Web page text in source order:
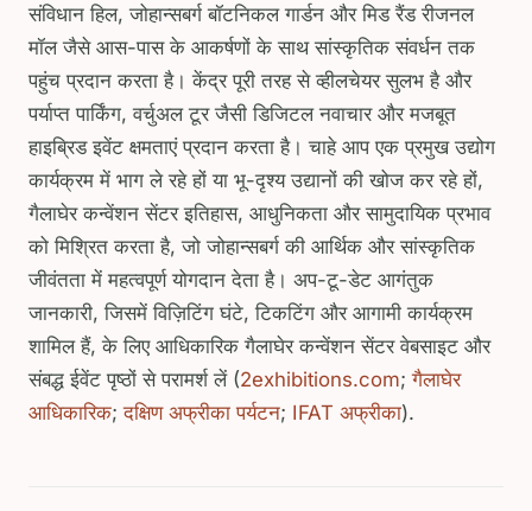
संविधान हिल, जोहान्सबर्ग बॉटनिकल गार्डन और मिड रैंड रीजनल
मॉल जैसे आस-पास के आकर्षणों के साथ सांस्कृतिक संवर्धन तक
पहुंच प्रदान करता है। केंद्र पूरी तरह से व्हीलचेयर सुलभ है और
पर्याप्त पार्किंग, वर्चुअल टूर जैसी डिजिटल नवाचार और मजबूत
हाइब्रिड इवेंट क्षमताएं प्रदान करता है। चाहे आप एक प्रमुख उद्योग
कार्यक्रम में भाग ले रहे हों या भू-दृश्य उद्यानों की खोज कर रहे हों,
गैलाघेर कन्वेंशन सेंटर इतिहास, आधुनिकता और सामुदायिक प्रभाव
को मिश्रित करता है, जो जोहान्सबर्ग की आर्थिक और सांस्कृतिक
जीवंतता में महत्वपूर्ण योगदान देता है। अप-टू-डेट आगंतुक
जानकारी, जिसमें विज़िटिंग घंटे, टिकटिंग और आगामी कार्यक्रम
शामिल हैं, के लिए आधिकारिक गैलाघेर कन्वेंशन सेंटर वेबसाइट और
संबद्ध ईवेंट पृष्ठों से परामर्श लें (2exhibitions.com;गैलाघेर
आधिकारिक;दक्षिण अफ्रीका पर्यटन; IFAT अफ्रीका).